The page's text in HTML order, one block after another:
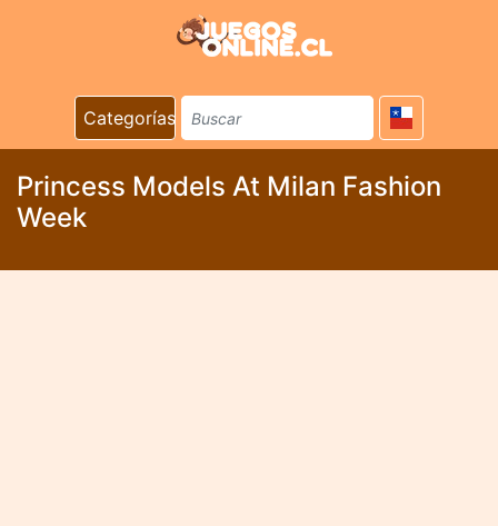
Categorías
Princess Models At Milan Fashion
Week